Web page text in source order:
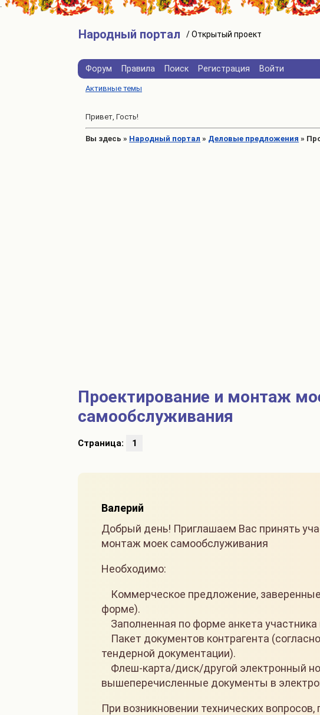
Народный портал
Форум Правила Поиск Регистрация Войти
Активные темы
Привет, Гость!
Вы здесь » Народный портал » Деловые предложения »
Проектирование и монтаж
самообслуживания
Страница: 1
Валерий
Добрый день! Приглашаем Вас принять
монтаж моек самообслуживания
Необходимо:
Коммерческое предложение,
форме).
Заполненная по форме анкета
Пакет документов контрагента
тендерной документации).
Флеш-карта/диск/другой электронный
вышеперечисленные документы в
При возникновении технических